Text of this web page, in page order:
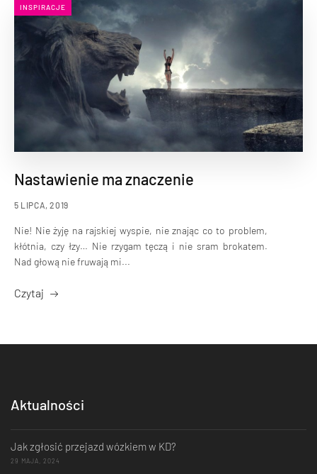
INSPIRACJE
Nastawienie ma znaczenie
5 LIPCA, 2019
Nie! Nie żyję na rajskiej wyspie, nie znając co to problem,
kłótnia, czy łzy… Nie rzygam tęczą i nie sram brokatem.
Nad głową nie fruwają mi...
Czytaj
Aktualności
Jak zgłosić przejazd wózkiem w KD?
29 MAJA, 2024